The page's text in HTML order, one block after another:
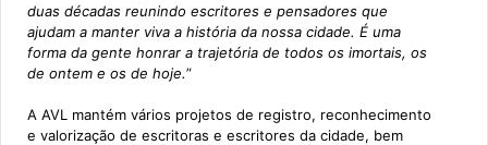
duas décadas reunindo escritores e pensadores que
ajudam a manter viva a história da nossa cidade. É uma
forma da gente honrar a trajetória de todos os imortais, os
de ontem e os de hoje.”
A AVL mantém vários projetos de registro, reconhecimento
e valorização de escritoras e escritores da cidade, bem